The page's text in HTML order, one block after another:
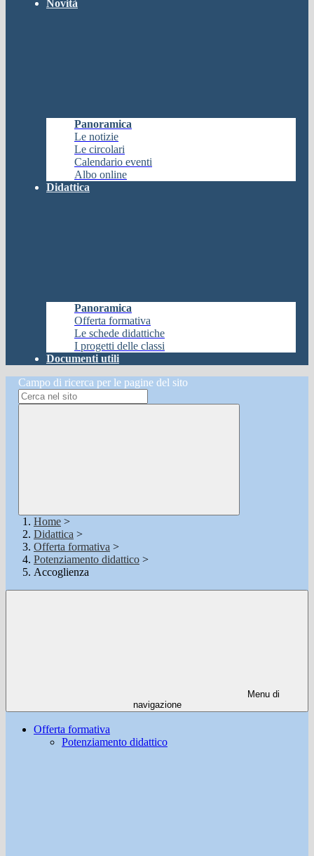
Novità
Panoramica
Le notizie
Le circolari
Calendario eventi
Albo online
Didattica
Panoramica
Offerta formativa
Le schede didattiche
I progetti delle classi
Documenti utili
Campo di ricerca per le pagine del sito
Home >
Didattica >
Offerta formativa >
Potenziamento didattico >
Accoglienza
Menu di
navigazione
Offerta formativa
Potenziamento didattico